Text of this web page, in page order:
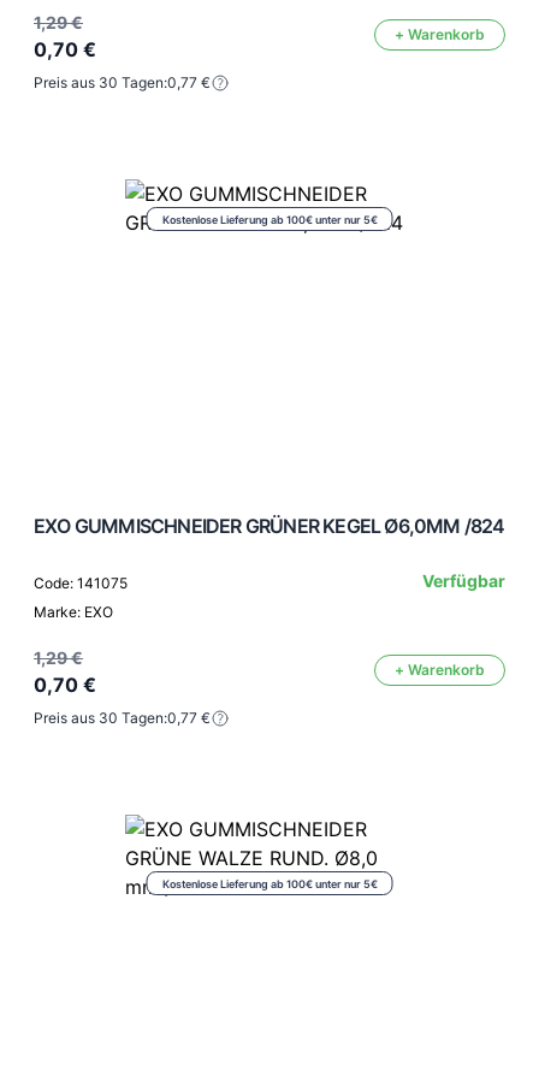
1,29 €
0,70 €
+ Warenkorb
Preis aus 30 Tagen:0,77 €
Kostenlose Lieferung ab 100€ unter nur 5€
EXO GUMMISCHNEIDER GRÜNER KEGEL Ø6,0MM /824
Code: 141075
Marke: EXO
Verfügbar
1,29 €
0,70 €
+ Warenkorb
Preis aus 30 Tagen:0,77 €
Kostenlose Lieferung ab 100€ unter nur 5€